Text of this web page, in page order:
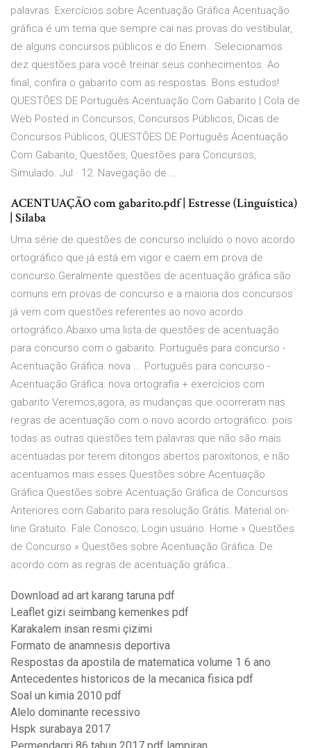
palavras. Exercícios sobre Acentuação Gráfica Acentuação
gráfica é um tema que sempre cai nas provas do vestibular,
de alguns concursos públicos e do Enem.. Selecionamos
dez questões para você treinar seus conhecimentos. Ao
final, confira o gabarito com as respostas. Bons estudos!
QUESTÕES DE Português Acentuação Com Gabarito | Cola de
Web Posted in Concursos, Concursos Públicos, Dicas de
Concursos Públicos, QUESTÕES DE Português Acentuação
Com Gabarito, Questões, Questões para Concursos,
Simulado. Jul · 12. Navegação de …
ACENTUAÇÃO com gabarito.pdf | Estresse (Linguística)
| Sílaba
Uma série de questões de concurso incluído o novo acordo
ortográfico que já está em vigor e caem em prova de
concurso.Geralmente questões de acentuação gráfica são
comuns em provas de concurso e a maioria dos concursos
já vem com questões referentes ao novo acordo
ortográfico.Abaixo uma lista de questões de acentuação
para concurso com o gabarito. Português para concurso -
Acentuação Gráfica: nova ... Português para concurso -
Acentuação Gráfica: nova ortografia + exercícios com
gabarito Veremos,agora, as mudanças que ocorreram nas
regras de acentuação com o novo acordo ortográfico. pois
todas as outras questões tem palavras que não são mais
acentuadas por terem ditongos abertos paroxítonos, e não
acentuamos mais esses Questões sobre Acentuação
Gráfica Questões sobre Acentuação Gráfica de Concursos
Anteriores com Gabarito para resolução Grátis. Material on-
line Gratuito. Fale Conosco; Login usuário. Home » Questões
de Concurso » Questões sobre Acentuação Gráfica. De
acordo com as regras de acentuação gráfica…
Download ad art karang taruna pdf
Leaflet gizi seimbang kemenkes pdf
Karakalem insan resmi çizimi
Formato de anamnesis deportiva
Respostas da apostila de matematica volume 1 6 ano
Antecedentes historicos de la mecanica fisica pdf
Soal un kimia 2010 pdf
Alelo dominante recessivo
Hspk surabaya 2017